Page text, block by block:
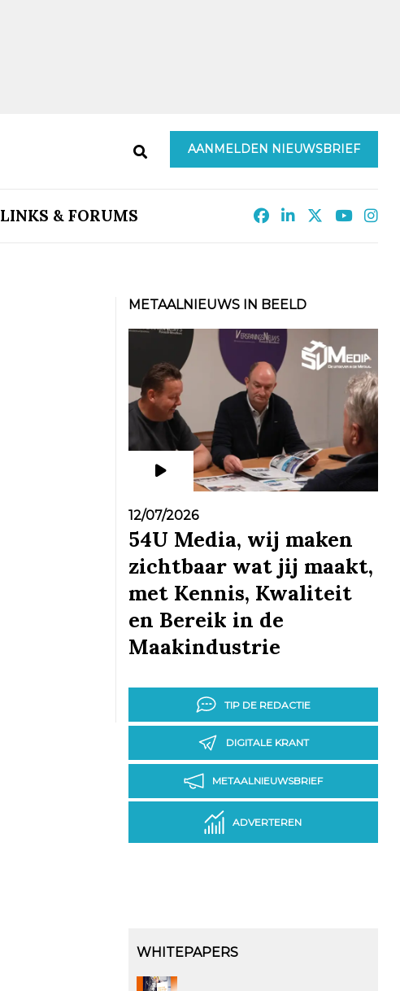
AANMELDEN NIEUWSBRIEF
LINKS & FORUMS
METAALNIEUWS IN BEELD
12/07/2026
54U Media, wij maken
zichtbaar wat jij maakt,
met Kennis, Kwaliteit
en Bereik in de
Maakindustrie
TIP DE REDACTIE
DIGITALE KRANT
METAALNIEUWSBRIEF
ADVERTEREN
WHITEPAPERS